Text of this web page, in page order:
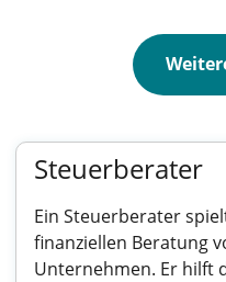
Steuerberater
Ein Steuerberater
finanziellen Beratung
Unternehmen. Er hilft